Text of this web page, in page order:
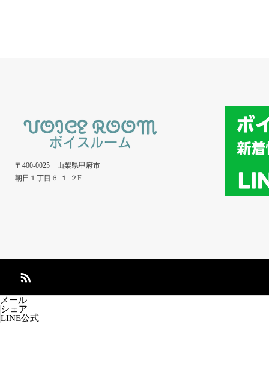
〒400-0025 山梨県甲府市
朝日１丁目６-１-２F
メール
シェア
LINE公式